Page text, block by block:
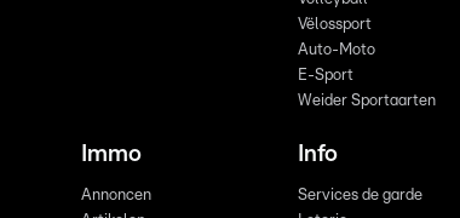
Vëlossport
Auto-Moto
E-Sport
Weider Sportaarten
Immo
Annoncen
Info
Services de garde